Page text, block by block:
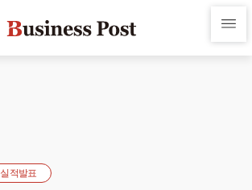
실적발표